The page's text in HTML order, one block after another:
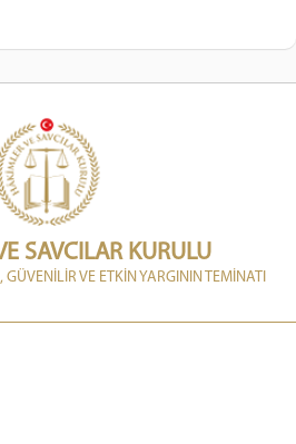
SAVCILAR KURULU
VE ETKİN YARGININ TEMİNATI